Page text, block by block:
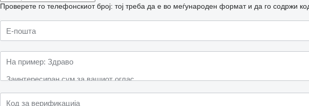
Проверете го телефонскиот број: тој треба да е во меѓународен формат и да го содржи